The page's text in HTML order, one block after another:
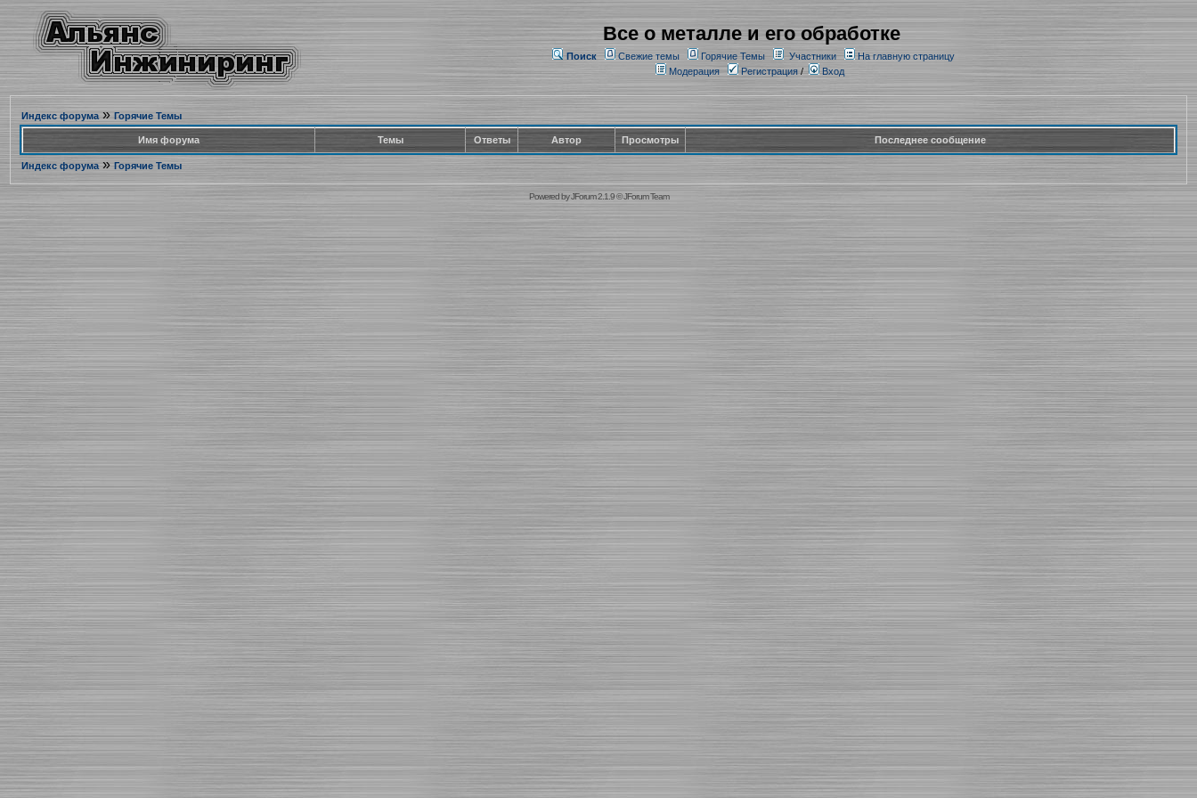
Все о металле и его обработке
Поиск Свежие темы Горячие Темы Участники
На главную страницу
Модерация
Регистрация/ Вход
Индекс форума» Горячие Темы
Имя форума Темы Ответы Автор Просмотры Последнее сообщение
Индекс форума» Горячие Темы
Powered byJForum 2.1.9©JForum Team